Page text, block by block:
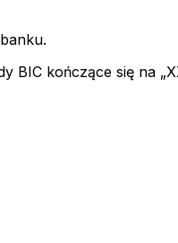
BIC kończące się na